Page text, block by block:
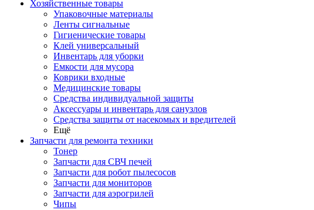
Хозяйственные товары
Упаковочные материалы
Ленты сигнальные
Гигиенические товары
Клей универсальный
Инвентарь для уборки
Емкости для мусора
Коврики входные
Медицинские товары
Средства индивидуальной защиты
Аксессуары и инвентарь для санузлов
Средства защиты от насекомых и вредителей
Ещё
Запчасти для ремонта техники
Тонер
Запчасти для СВЧ печей
Запчасти для робот пылесосов
Запчасти для мониторов
Запчасти для аэрогрилей
Чипы